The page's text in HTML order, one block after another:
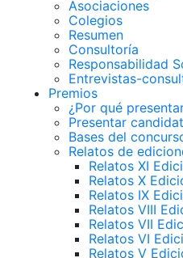
Asociaciones
Colegios
Resumen
Consultoría
Responsabilidad
Entrevistas-
Premios
¿Por qué
Presentar
Bases del
Relatos de
Relatos XI
Relatos X
Relatos IX
Relatos VIII
Relatos VII
Relatos VI
Relatos V